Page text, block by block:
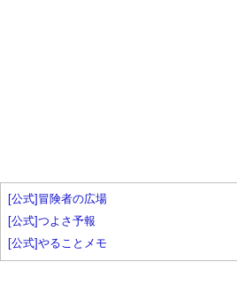
[公式]冒険者の広場
[公式]つよさ予報
[公式]やることメモ